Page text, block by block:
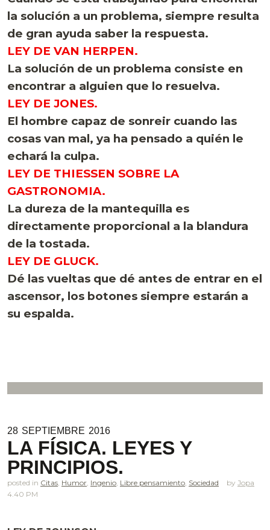
la solución a un problema, siempre resulta
de gran ayuda saber la respuesta.
LEY DE VAN HERPEN.
La solución de un problema consiste en
encontrar a alguien que lo resuelva.
LEY DE JONES.
El hombre capaz de sonreir cuando las
cosas van mal, ya ha pensado a quién le
echará la culpa.
LEY DE THIESSEN SOBRE LA
GASTRONOMIA.
La dureza de la mantequilla es
directamente proporcional a la blandura
de la tostada.
LEY DE GLUCK.
Dé las vueltas que dé antes de entrar en el
ascensor, los botones siempre estarán a
su espalda.
28 SEPTIEMBRE 2016
LA FÍSICA. LEYES Y
PRINCIPIOS.
posted in Citas, Humor, Ingenio, Libre pensamiento, Sociedad
Jopa
4.40 PM